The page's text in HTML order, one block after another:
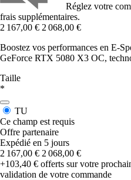
Réglez votre
frais supplémentaires.
2 167,00 € 2 068,00 €
Boostez vos performances en E-
GeForce RTX 5080 X3 OC,
Taille
*
TU
Ce champ est requis
Offre partenaire
Expédié en 5 jours
2 167,00 € 2 068,00 €
+103,40 € offerts sur votre
validation de votre commande